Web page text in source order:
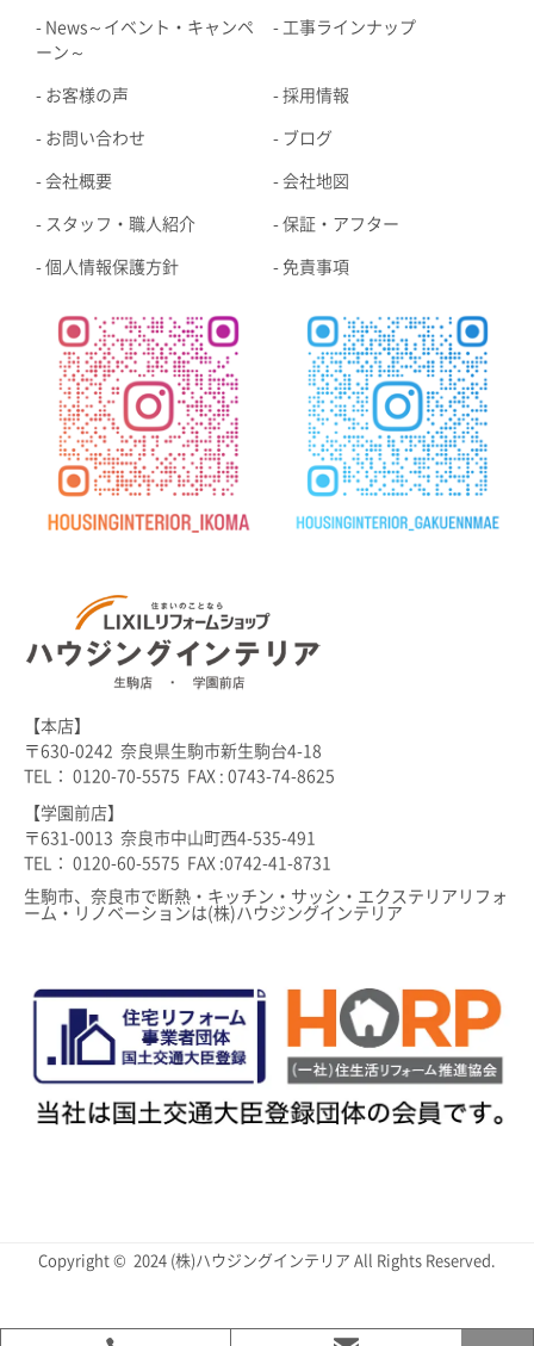
News～イベント・キャンペ
ーン～
工事ラインナップ
お客様の声 採用情報
お問い合わせ ブログ
会社概要 会社地図
スタッフ・職人紹介 保証・アフター
個人情報保護方針 免責事項
【本店】
〒630-0242 奈良県生駒市新生駒台4-18
TEL： 0120-70-5575 FAX : 0743-74-8625
【学園前店】
〒631-0013 奈良市中山町西4-535-491
TEL： 0120-60-5575 FAX :0742-41-8731
生駒市、奈良市で断熱・キッチン・サッシ・エクステリアリフォ
ーム・リノベーションは(株)ハウジングインテリア
Copyright © 2024 (株)ハウジングインテリア All Rights Reserved.